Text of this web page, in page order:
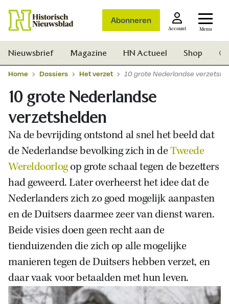
Abonneren
Account Menu
Zoek
Nieuwsbrief Magazine HN Actueel Shop
Home Dossiers Het verzet 10 grote Nederlandse
10 grote Nederlandse
verzetshelden
Na de bevrijding ontstond al snel het beeld dat
de Nederlandse bevolking zich in deTweede
Wereldoorlogop grote schaal tegen de bezetters
had geweerd. Later overheerst het idee dat de
Nederlanders zich zo goed mogelijk aanpasten
en de Duitsers daarmee zeer van dienst waren.
Beide visies doen geen recht aan de
tienduizenden die zich op alle mogelijke
manieren tegen de Duitsers hebben verzet, en
daar vaak voor betaalden met hun leven.